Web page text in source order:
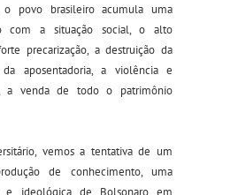
o povo brasileiro acumula uma
com a situação social, o alto
precarização, a destruição da
aposentadoria, a violência e
a venda de todo o patrimônio
vemos a tentativa de um
de conhecimento, uma
e ideológica de Bolsonaro em